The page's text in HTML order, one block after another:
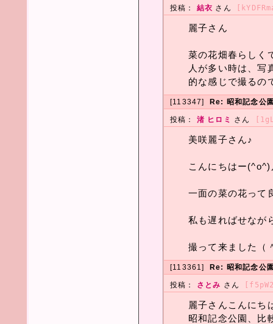
投稿： 結衣 さん
麗子さん
菜の花畑春らしく
人が多い時は、写
的な感じで撮るの
[113347] Re: 昭和記念公
投稿： 渚 ヒロミ さん
美咲麗子さん♪
こんにちはー(^o^)
一面の菜の花って
私も遅ればせなが
撮って来ました（
[113361] Re: 昭和記念公
投稿： さとみ さん
麗子さんこんにち
昭和記念公園、比